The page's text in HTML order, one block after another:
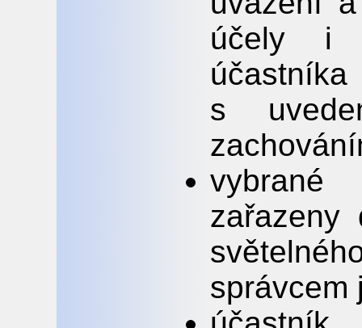
účely i
s
zařazeny
správcem